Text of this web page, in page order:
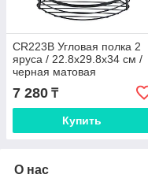
CR223B Угловая полка 2
яруса / 22.8x29.8x34 см /
черная матовая
7 280 ₸
Купить
О нас